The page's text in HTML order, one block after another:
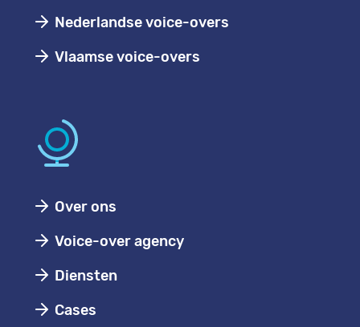
Nederlandse voice-overs
Vlaamse voice-overs
Over ons
Voice-over agency
Diensten
Cases